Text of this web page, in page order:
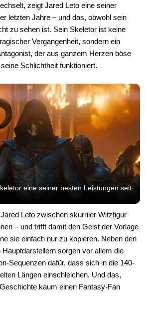
zeigt Jared Leto eine seiner
letzten Jahre – und das, obwohl sein
zu sehen ist. Sein Skeletor ist keine
Vergangenheit, sondern ein
der aus ganzem Herzen böse
Schlichtheit funktioniert.
eine seiner besten Leistungen seit
Leto zwischen skurriler Witzfigur
– und trifft damit den Geist der Vorlage
sie einfach nur zu kopieren. Neben den
Hauptdarstellern sorgen vor allem die
Sequenzen dafür, dass sich in die 140-
Längen einschleichen. Und das,
kaum einen Fantasy-Fan